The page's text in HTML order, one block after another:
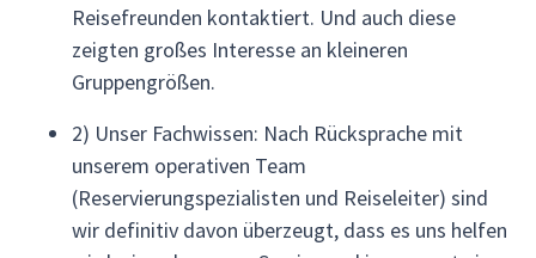
Reisefreunden kontaktiert. Und auch diese
zeigten großes Interesse an kleineren
Gruppengrößen.
2) Unser Fachwissen: Nach Rücksprache mit
unserem operativen Team
(Reservierungspezialisten und Reiseleiter) sind
wir definitiv davon überzeugt, dass es uns helfen